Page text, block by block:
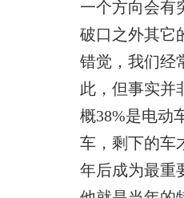
一个方向会有
破口之外其它
错觉，我们经
此，但事实并
概38%是电动
车，剩下的车
年后成为最重